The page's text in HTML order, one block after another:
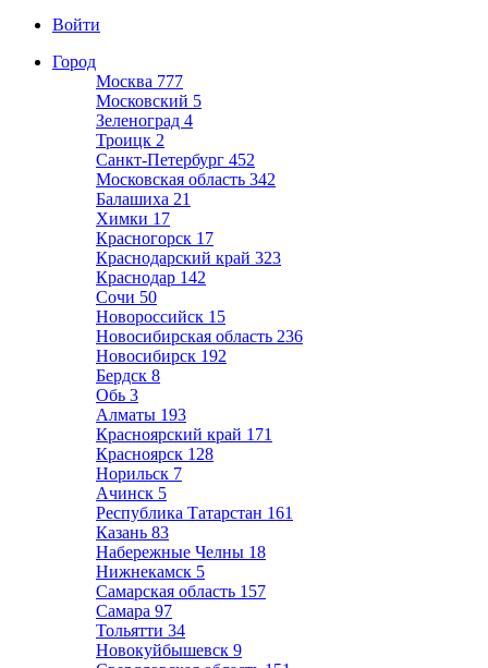
Войти
Город
Москва 777
Московский 5
Зеленоград 4
Троицк 2
Санкт-Петербург 452
Московская область 342
Балашиха 21
Химки 17
Красногорск 17
Краснодарский край 323
Краснодар 142
Сочи 50
Новороссийск 15
Новосибирская область 236
Новосибирск 192
Бердск 8
Обь 3
Алматы 193
Красноярский край 171
Красноярск 128
Норильск 7
Ачинск 5
Республика Татарстан 161
Казань 83
Набережные Челны 18
Нижнекамск 5
Самарская область 157
Самара 97
Тольятти 34
Новокуйбышевск 9